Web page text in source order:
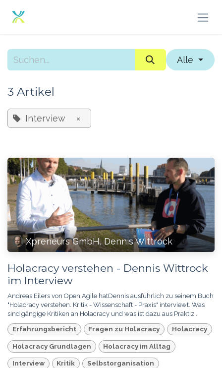
Alle
3 Artikel
Interview ×
Xpreneurs GmbH, Dennis Wittrock
Holacracy verstehen - Dennis Wittrock
im Interview
Andreas Eilers von Open Agile hatDennis ausführlich zu seinem Buch
"Holacracy verstehen. Kritik - Wissenschaft - Praxis" interviewt. Was
sind gängige Kritiken an Holacracy und was ist dazu aus Praktiz...
Erfahrungsbericht Fragen zu Holacracy Holacracy
Holacracy Grundlagen Holacracy im Alltag
Interview Kritik Selbstorganisation